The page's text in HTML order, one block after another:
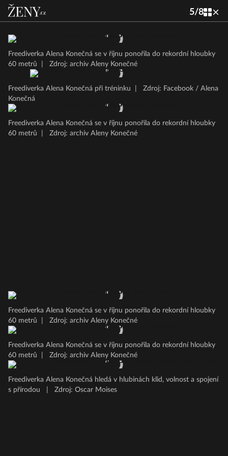
5/8
Freediverka Alena Konečná se v říjnu ponořila do rekordní hloubky
60 metrů
Zdroj: archiv Aleny Konečné
Freediverka Alena Konečná při tréninku
Zdroj: Facebook / Alena
Konečná
Freediverka Alena Konečná se v říjnu ponořila do rekordní hloubky
60 metrů
Zdroj: archiv Aleny Konečné
Freediverka Alena Konečná se v říjnu ponořila do rekordní hloubky
60 metrů
Zdroj: archiv Aleny Konečné
Freediverka Alena Konečná se v říjnu ponořila do rekordní hloubky
60 metrů
Zdroj: archiv Aleny Konečné
Freediverka Alena Konečná hledá v hlubinách klid, volnost a spojení
s přírodou
Zdroj: Oscar Moises